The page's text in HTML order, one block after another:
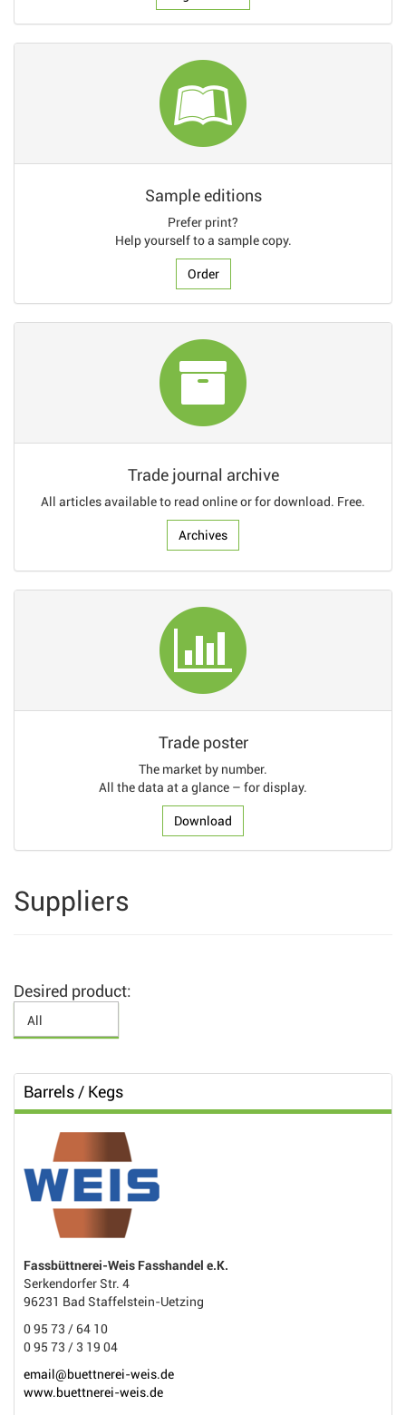
Sample editions
Prefer print?
Help yourself to a sample copy.
Order
Trade journal archive
All articles available to read online or for download. Free.
Archives
Trade poster
The market by number.
All the data at a glance – for display.
Download
Suppliers
Desired product:
Barrels / Kegs
Fassbüttnerei-Weis Fasshandel e.K.
Serkendorfer Str. 4
96231 Bad Staffelstein-Uetzing
0 95 73 / 64 10
0 95 73 / 3 19 04
email@buettnerei-weis.de
www.buettnerei-weis.de